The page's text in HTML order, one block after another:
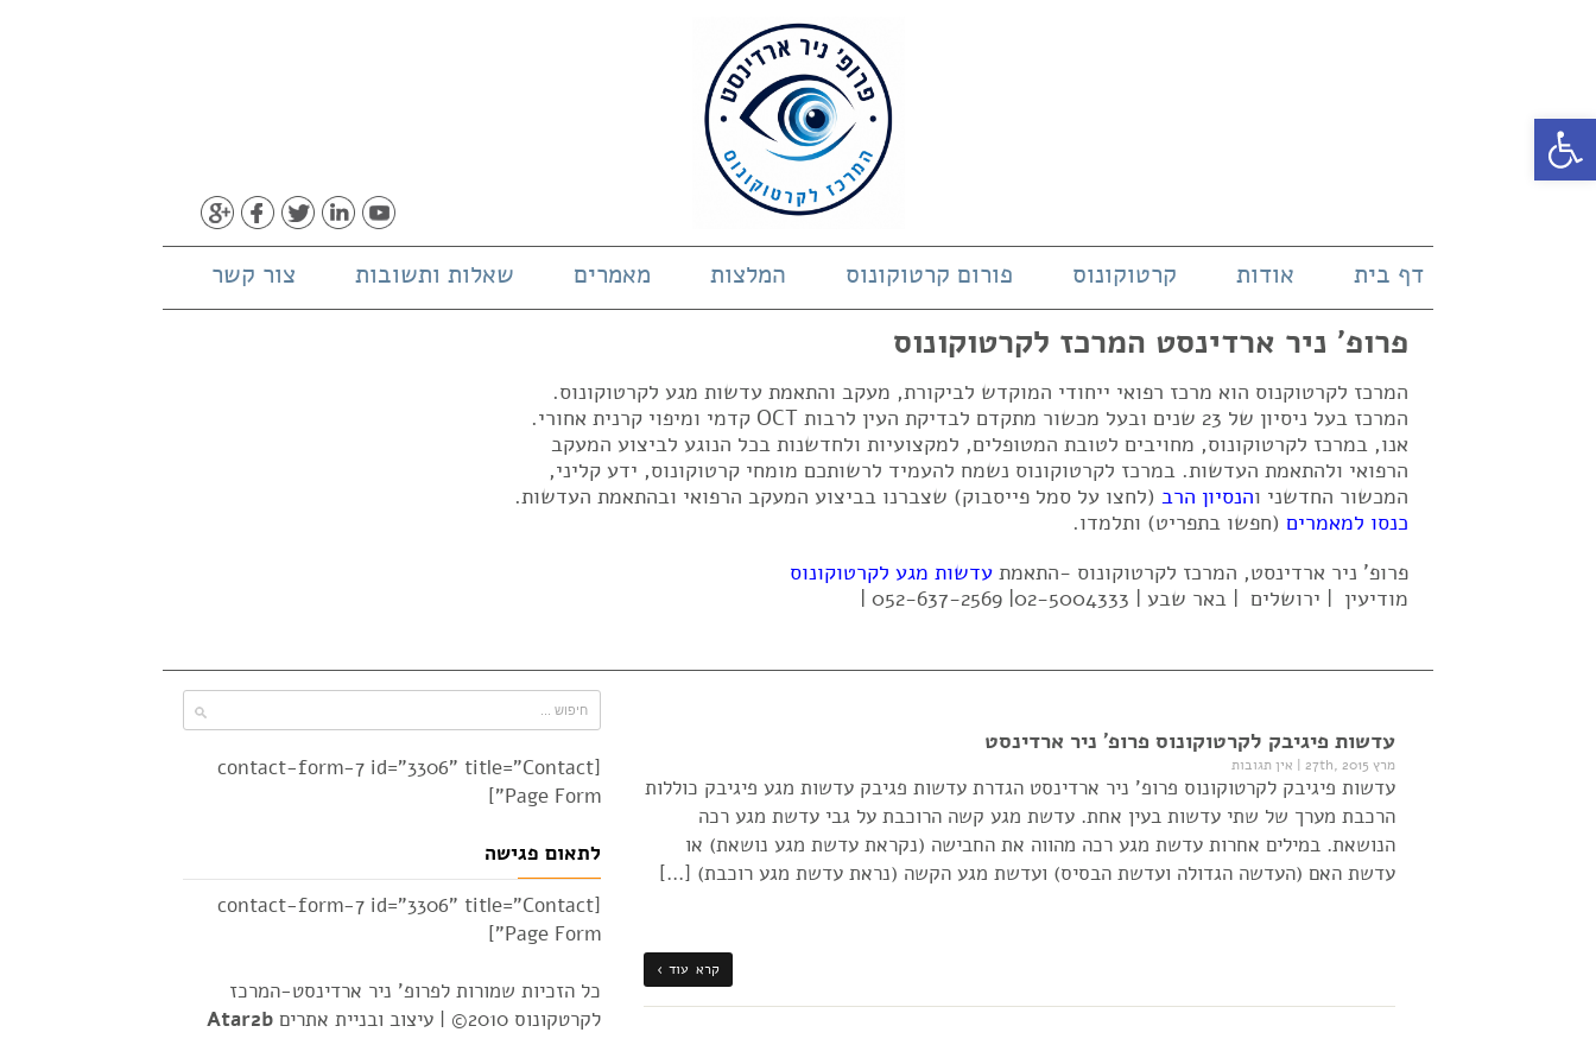
פתח סרגל נגישות
דף בית אודות קרטוקונוס פורום קרטוקונוס המלצות מאמרים שאלות ותשובות צור קשר
פרופ' ניר ארדינסט המרכז לקרטוקונוס
המרכז לקרטוקנוס הוא מרכז רפואי ייחודי המוקדש לביקורת, מעקב והתאמת עדשות מגע לקרטוקונוס.
המרכז בעל ניסיון של 23 שנים ובעל מכשור מתקדם לבדיקת העין לרבות OCT קדמי ומיפוי קרנית אחורי.
אנו, במרכז לקרטוקונוס, מחויבים לטובת המטופלים, למקצועיות ולחדשנות בכל הנוגע לביצוע המעקב
הרפואי ולהתאמת העדשות. במרכז לקרטוקונוס נשמח להעמיד לרשותכם מומחי קרטוקונוס, ידע קליני,
המכשור החדשני והנסיון הרב (לחצו על סמל פייסבוק) שצברנו בביצוע המעקב הרפואי ובהתאמת העדשות.
כנסו למאמרים (חפשו בתפריט) ותלמדו.
פרופ' ניר ארדינסט, המרכז לקרטוקונוס -התאמת עדשות מגע לקרטוקונוס
מודיעין | ירושלים | באר שבע | 02-5004333| 052-637-2569 |
עדשות פיגיבק לקרטוקונוס פרופ' ניר ארדינסט
מרץ 27th, 2015 | אין תגובות
עדשות פיגיבק לקרטוקונוס פרופ' ניר ארדינסט הגדרת עדשות פגיבק עדשות מגע פיגיבק כוללות
הרכבת מערך של שתי עדשות בעין אחת. עדשת מגע קשה הרוכבת על גבי עדשת מגע רכה
הנושאת. במילים אחרות עדשת מגע רכה מהווה את החבישה (נקראת עדשת מגע נושאת) או
עדשת האם (העדשה הגדולה ועדשת הבסיס) ועדשת מגע הקשה (נראת עדשת מגע רוכבת) […]
קרא עוד ›
[contact-form-7 id="3306" title="Contact
Page Form"]
לתאום פגישה
[contact-form-7 id="3306" title="Contact
Page Form"]
כל הזכיות שמורות לפרופ' ניר ארדינסט-המרכז
לקרטקונוס 2010© |
עיצוב ובניית אתרים Atar2b